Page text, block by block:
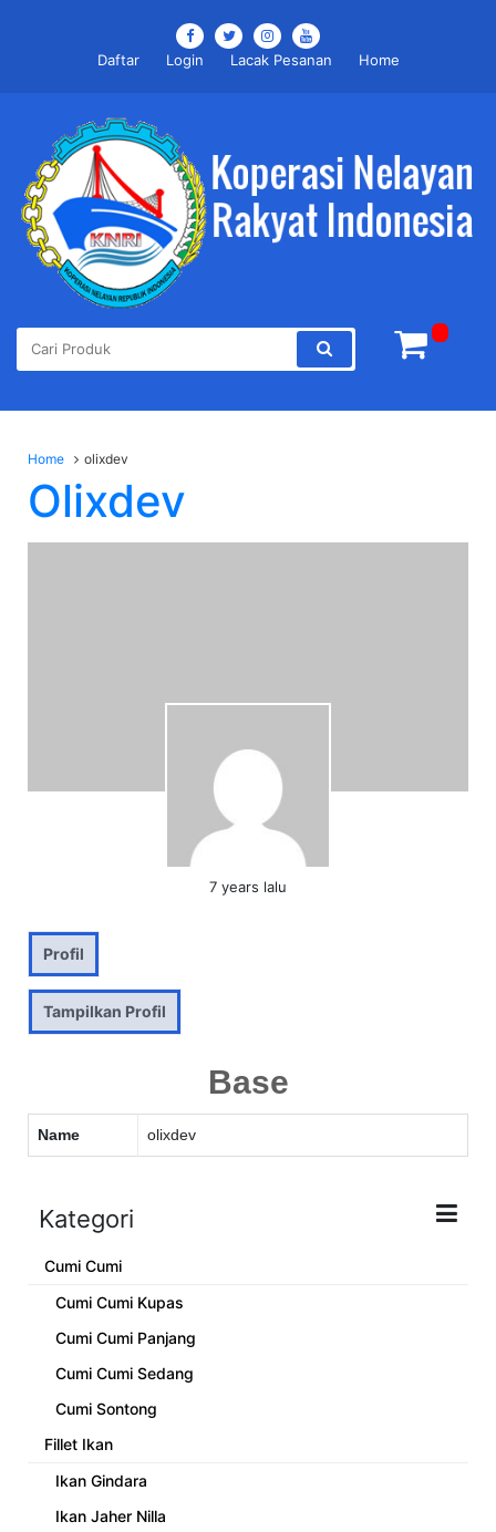
Daftar Login Lacak Pesanan Home
Home olixdev
Olixdev
7 years lalu
Profil
Tampilkan Profil
Base
Name olixdev
Kategori
Cumi Cumi
Cumi Cumi Kupas
Cumi Cumi Panjang
Cumi Cumi Sedang
Cumi Sontong
Fillet Ikan
Ikan Gindara
Ikan Jaher Nilla